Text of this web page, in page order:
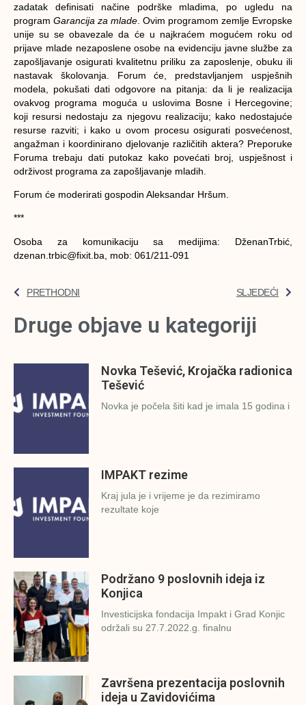
zadatak definisati načine podrške mladima, po ugledu na
program Garancija za mlade . Ovim programom zemlje Evropske
unije su se obavezale da će u najkraćem mogućem roku od
prijave mlade nezaposlene osobe na evidenciju javne službe za
zapošljavanje osigurati kvalitetnu priliku za zaposlenje, obuku ili
nastavak školovanja. Forum će, predstavljanjem uspješnih
modela, pokušati dati odgovore na pitanja: da li je realizacija
ovakvog programa moguća u uslovima Bosne i Hercegovine;
koji resursi nedostaju za njegovu realizaciju; kako nedostajuće
resurse razviti; i kako u ovom procesu osigurati posvećenost,
angažman i koordinirano djelovanje različitih aktera? Preporuke
Foruma trebaju dati putokaz kako povećati broj, uspješnost i
održivost programa za zapošljavanje mladih.
Forum će moderirati gospodin Aleksandar Hršum.
***
Osoba za komunikaciju sa medijima: DženanTrbić,
dzenan.trbic@fixit.ba, mob: 061/211-091
PRETHODNI SLJEDEĆI
Druge objave u kategoriji
Novka Tešević, Krojačka radionica
Tešević
Novka je počela šiti kad je imala 15 godina i
IMPAKT rezime
Kraj jula je i vrijeme je da rezimiramo
rezultate koje
Podržano 9 poslovnih ideja iz
Konjica
Investicijska fondacija Impakt i Grad Konjic
održali su 27.7.2022.g. finalnu
Završena prezentacija poslovnih
ideja u Zavidovićima